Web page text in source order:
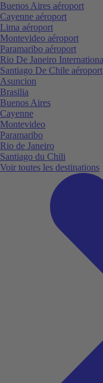
Buenos Aires aéroport
Cayenne aéroport
Lima aéroport
Montevideo aéroport
Paramaribo aéroport
Rio De Janeiro
Santiago De Chile aéroport
Asuncion
Brasilia
Buenos Aires
Cayenne
Montevideo
Paramaribo
Rio de Janeiro
Santiago du Chili
Voir toutes les destinations